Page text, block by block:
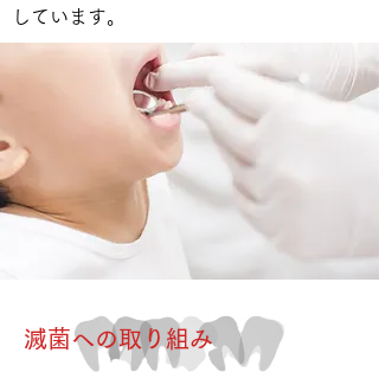
しています。
滅菌への取り組み